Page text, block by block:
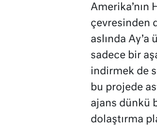
Amerika’nın
çevresinden
aslında
sadece bir
indirmek de
bu projede
ajans dünkü
dolaştırma